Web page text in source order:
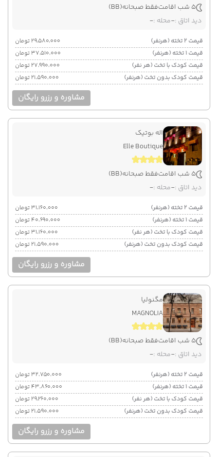
5 شب اقامت فقط صبحانه(BB)
دید اتاق :-محله :-
قیمت 2 تخته (هرنفر)
۲۹٬۵۸۰٬۰۰۰ تومان
قیمت 1 تخته (هرنفر)
۳۷٬۵۱۰٬۰۰۰ تومان
قیمت کودک با تخت (هر نفر)
۲۷٬۹۹۰٬۰۰۰ تومان
قیمت کودک بدون تخت (هرنفر)
۲۱٬۵۹۰٬۰۰۰ تومان
مشاوره و رزرو رایگان
اله بوتیک
Elle Boutique
5 شب اقامت فقط صبحانه(BB)
دید اتاق :-محله :-
قیمت 2 تخته (هرنفر)
۳۱٬۱۶۰٬۰۰۰ تومان
قیمت 1 تخته (هرنفر)
۴۰٬۶۹۰٬۰۰۰ تومان
قیمت کودک با تخت (هر نفر)
۳۱٬۱۶۰٬۰۰۰ تومان
قیمت کودک بدون تخت (هرنفر)
۲۱٬۵۹۰٬۰۰۰ تومان
مشاوره و رزرو رایگان
مگنولیا
MAGNOLIA
5 شب اقامت فقط صبحانه(BB)
دید اتاق :-محله :-
قیمت 2 تخته (هرنفر)
۳۲٬۷۵۰٬۰۰۰ تومان
قیمت 1 تخته (هرنفر)
۴۳٬۸۶۰٬۰۰۰ تومان
قیمت کودک با تخت (هر نفر)
۲۹٬۲۶۰٬۰۰۰ تومان
قیمت کودک بدون تخت (هرنفر)
۲۱٬۵۹۰٬۰۰۰ تومان
مشاوره و رزرو رایگان